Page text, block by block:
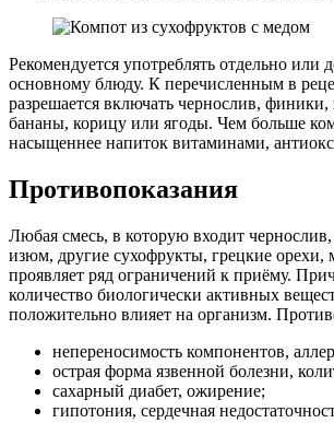
Рекомендуется употреблять отдельно или
основному блюду. К перечисленным в
разрешается включать чернослив,
бананы, корицу или ягоды. Чем больше
насыщеннее напиток витаминами,
Противопоказания
Любая смесь, в которую входит
изюм, другие сухофрукты, грецкие орехи,
проявляет ряд ограничений к приёму.
количество биологически активных
положительно влияет на организм.
непереносимость компонентов,
острая форма язвенной болезни,
сахарный диабет, ожирение;
гипотония, сердечная